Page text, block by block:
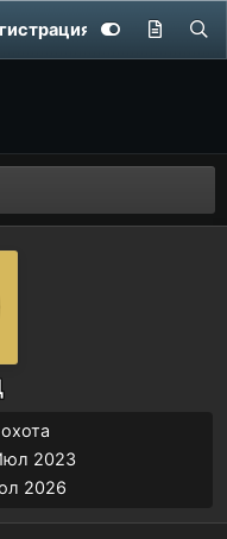
2023
2026